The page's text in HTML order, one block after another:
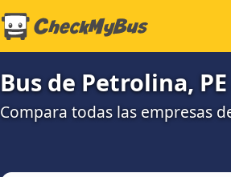
Bus de Petrolina,
Compara todas las empresas